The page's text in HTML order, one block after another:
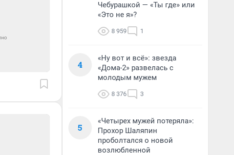
Чебурашкой — «Ты где» или
«Это не я»?
8 959 1
4
«Ну вот и всё»: звезда
«Дома-2» развелась с
молодым мужем
8 376 3
5
«Четырех мужей потеряла»:
Прохор Шаляпин
проболтался о новой
возлюбленной